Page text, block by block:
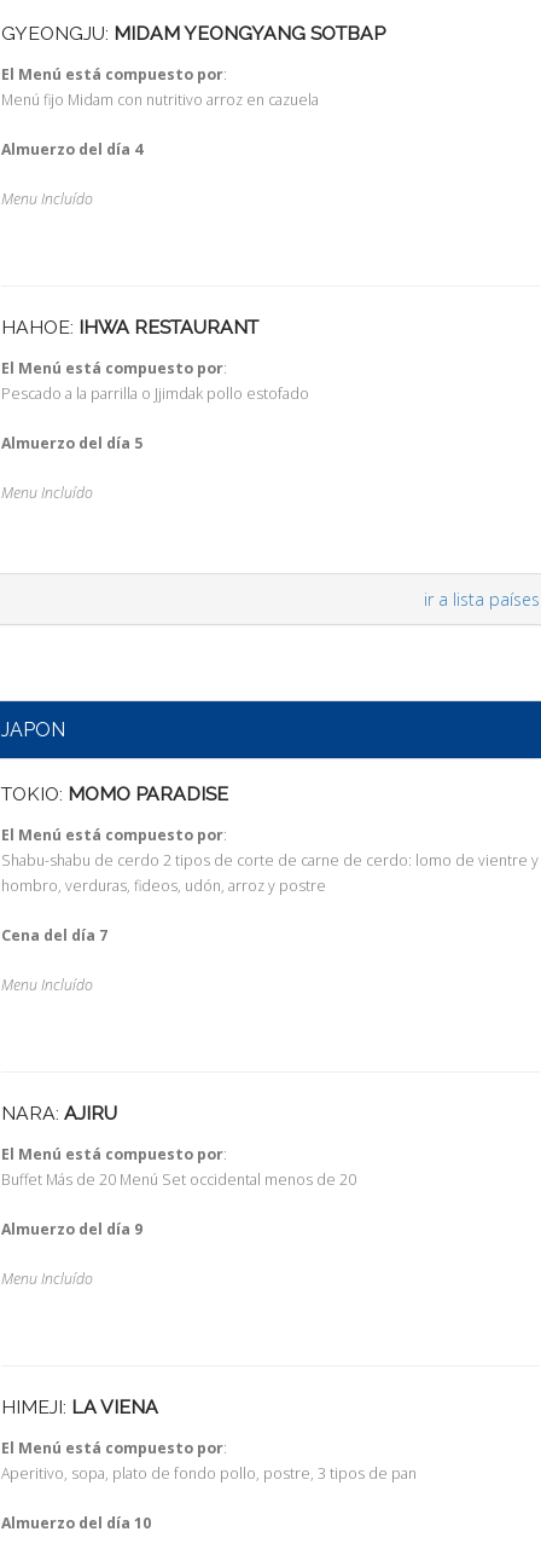
GYEONGJU: MIDAM YEONGYANG SOTBAP
El Menú está compuesto por:
Menú fijo Midam con nutritivo arroz en cazuela
Almuerzo del día 4
Menu Incluído
HAHOE: IHWA RESTAURANT
El Menú está compuesto por:
Pescado a la parrilla o Jjimdak pollo estofado
Almuerzo del día 5
Menu Incluído
ir a lista países
JAPON
TOKIO: MOMO PARADISE
El Menú está compuesto por:
Shabu-shabu de cerdo 2 tipos de corte de carne de cerdo: lomo de vientre y
hombro, verduras, fideos, udón, arroz y postre
Cena del día 7
Menu Incluído
NARA: AJIRU
El Menú está compuesto por:
Buffet Más de 20 Menú Set occidental menos de 20
Almuerzo del día 9
Menu Incluído
HIMEJI: LA VIENA
El Menú está compuesto por:
Aperitivo, sopa, plato de fondo pollo, postre, 3 tipos de pan
Almuerzo del día 10